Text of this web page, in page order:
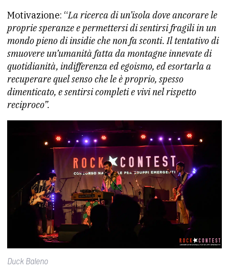
Motivazione: “La ricerca di un’isola dove ancorare le
proprie speranze e permettersi di sentirsi fragili in un
mondo pieno di insidie che non fa sconti. Il tentativo di
smuovere un’umanità fatta da montagne innevate di
quotidianità, indifferenza ed egoismo, ed esortarla a
recuperare quel senso che le è proprio, spesso
dimenticato, e sentirsi completi e vivi nel rispetto
reciproco”.
Duck Baleno